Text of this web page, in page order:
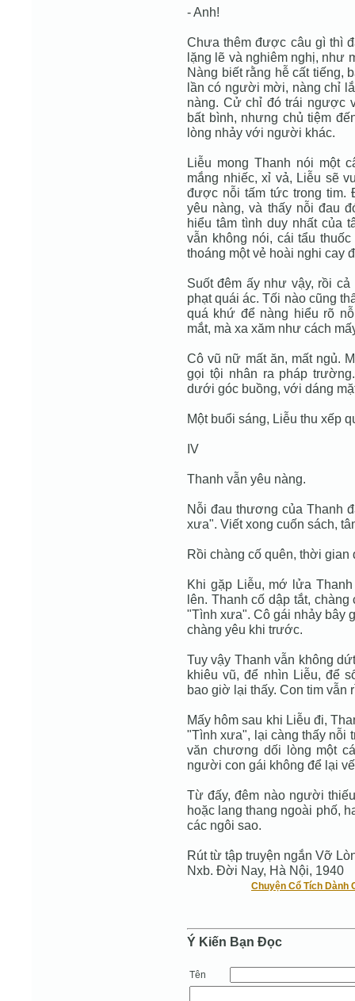
- Anh!
Chưa thêm được câu gì thì
lặng lẽ và nghiêm nghị, như
Nàng biết rằng hễ cất tiếng,
lần có người mời, nàng chỉ
nàng. Cử chỉ đó trái ngược
bất bình, nhưng chủ tiệm
lòng nhảy với người khác.
Liễu mong Thanh nói một
mắng nhiếc, xỉ vả, Liễu sẽ
được nỗi tấm tức trong tim.
yêu nàng, và thấy nỗi đau
hiểu tâm tình duy nhất của
vẫn không nói, cái tẩu
thoáng một vẻ hoài nghi cay
Suốt đêm ấy như vậy, rồi
phạt quái ác. Tối nào cũng
quá khứ để nàng hiểu rõ
mắt, mà xa xăm như cách
Cô vũ nữ mất ăn, mất ngủ.
gọi tội nhân ra pháp
dưới góc buồng, với dáng
Một buổi sáng, Liễu thu xếp
IV
Thanh vẫn yêu nàng.
Nỗi đau thương của Thanh
xưa". Viết xong cuốn sách,
Rồi chàng cố quên, thời gian
Khi gặp Liễu, mớ lửa
lên. Thanh cố dập tắt,
"Tình xưa". Cô gái nhảy bây
chàng yêu khi trước.
Tuy vậy Thanh vẫn không
khiêu vũ, để nhìn Liễu, để
bao giờ lại thấy. Con tim
Mấy hôm sau khi Liễu đi,
"Tình xưa", lại càng thấy nỗi
văn chương dối lòng một
người con gái không để lại
Từ đấy, đêm nào người
hoặc lang thang ngoài phố,
các ngôi sao.
Rút từ tập truyện ngắn Vỡ
Nxb. Đời Nay, Hà Nội, 1940
Chuyện Cổ Tích Dành
Ý Kiến Bạn Ðọc
Tên